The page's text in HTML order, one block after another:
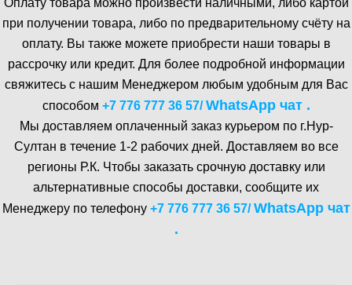
при получении товара, либо по предварительному счёту на
оплату. Вы также можете приобрести наши товары в
рассрочку или кредит. Для более подробной информации
свяжитесь с нашим Менеджером любым удобным для Вас
способом +7 776 777 36 57/WhatsA pp чат .
Мы доставляем оплаченный заказ курьером по г.Нур-
Cултан в течение 1-2 рабочих дней. Доставляем во все
регионы Р.К. Чтобы заказать срочную доставку или
альтернативные способы доставки, сообщите их
Менеджеру по телефону +7 776 777 36 57/WhatsA pp чат
.